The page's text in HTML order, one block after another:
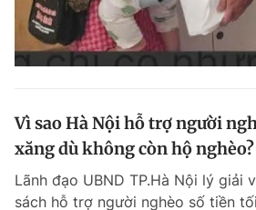
Hotline Liên hệ
Vì sao Hà Nội hỗ trợ người
xăng dù không còn hộ nghèo?
Lãnh đạo UBND TP.Hà Nội lý giải
sách hỗ trợ người nghèo số tiền